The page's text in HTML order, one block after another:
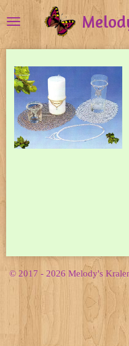
direct
naar
hoofdinhoud
© 2017 - 2026 Melody's